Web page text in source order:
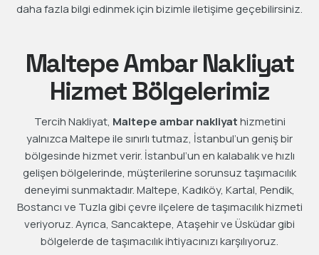
daha fazla bilgi edinmek için bizimle iletişime geçebilirsiniz.
Maltepe Ambar Nakliyat
Hizmet Bölgelerimiz
Tercih Nakliyat, Maltepe ambar nakliyathizmetini
yalnızca Maltepe ile sınırlı tutmaz, İstanbul’un geniş bir
bölgesinde hizmet verir. İstanbul’un en kalabalık ve hızlı
gelişen bölgelerinde, müşterilerine sorunsuz taşımacılık
deneyimi sunmaktadır. Maltepe, Kadıköy, Kartal, Pendik,
Bostancı ve Tuzla gibi çevre ilçelere de taşımacılık hizmeti
veriyoruz. Ayrıca, Sancaktepe, Ataşehir ve Üsküdar gibi
bölgelerde de taşımacılık ihtiyacınızı karşılıyoruz.